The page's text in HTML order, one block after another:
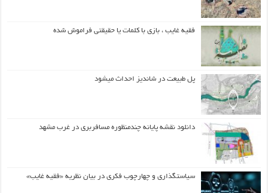
فقیه غایب ، بازی با کلمات یا حقیقتی فراموش شده
پل طبیعت در شاندیز احداث میشود
دانلود نقشه پایانه چندمنظوره مسافربری در غرب مشهد
سیاستگذاری و چهارچوب فکری در بیان نظریه «فقیه غایب»